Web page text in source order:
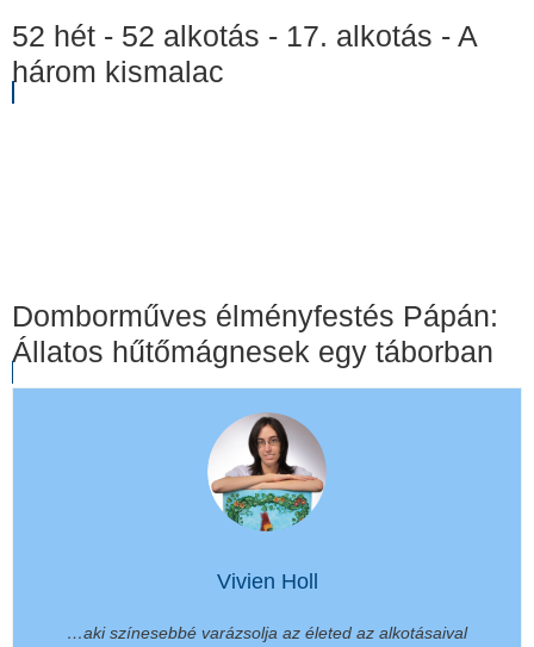
52 hét - 52 alkotás - 17. alkotás - A
három kismalac
Domborműves élményfestés Pápán:
Állatos hűtőmágnesek egy táborban
Vivien Holl
…aki színesebbé varázsolja az életed az alkotásaival